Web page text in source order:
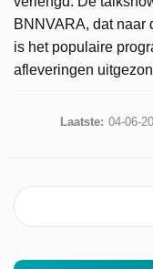
BNNVARA, dat naar
is het populaire
afleveringen
Laatste: 04-06-